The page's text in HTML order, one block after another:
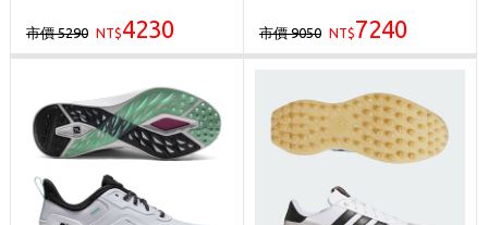
市價 5290 NT$4230 市價 9050 NT$7240